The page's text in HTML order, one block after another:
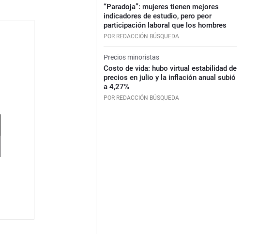
“Paradoja”: mujeres tienen mejores
indicadores de estudio, pero peor
participación laboral que los hombres
POR REDACCIÓN BÚSQUEDA
Precios minoristas
Costo de vida: hubo virtual estabilidad de
precios en julio y la inflación anual subió
a 4,27%
POR REDACCIÓN BÚSQUEDA